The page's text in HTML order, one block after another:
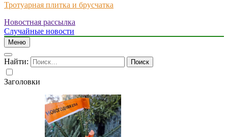
Тротуарная плитка и брусчатка
Just another WordPress site
Новостная рассылка
Случайные новости
Меню
Найти:
Заголовки